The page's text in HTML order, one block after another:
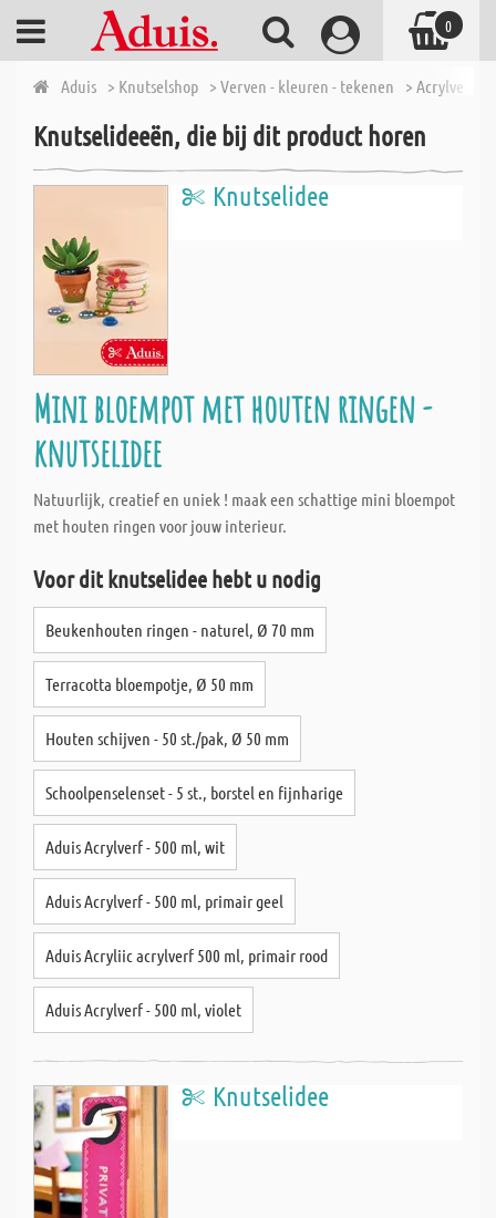
Aduis > Knutselshop > Verven - kleuren - tekenen > Acrylverf
Knutselideeën, die bij dit product horen
Knutselidee
Mini bloempot met houten ringen -
knutselidee
Natuurlijk, creatief en uniek ! maak een schattige mini bloempot
met houten ringen voor jouw interieur.
Voor dit knutselidee hebt u nodig
Beukenhouten ringen - naturel, Ø 70 mm
Terracotta bloempotje, Ø 50 mm
Houten schijven - 50 st./pak, Ø 50 mm
Schoolpenselenset - 5 st., borstel en fijnharige
Aduis Acrylverf - 500 ml, wit
Aduis Acrylverf - 500 ml, primair geel
Aduis Acryliic acrylverf 500 ml, primair rood
Aduis Acrylverf - 500 ml, violet
Knutselidee
0